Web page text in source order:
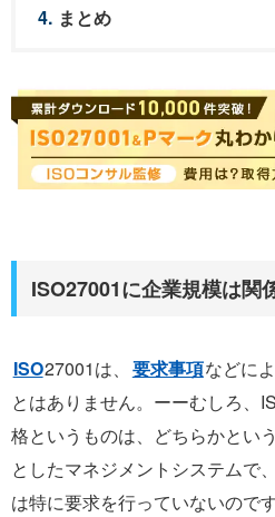
まとめ
ISO27001に企業規模は関
ISO27001は、 要求事項などに
とはありません。ーーむしろ、
格というものは、どちらかとい
としたマネジメントシステムで
は特に要求を行っていないのです